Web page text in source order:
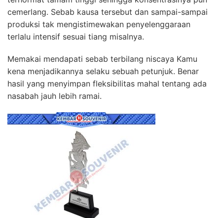
cemerlang. Sebab kausa tersebut dan sampai-sampai
produksi tak mengistimewakan penyelenggaraan
terlalu intensif sesuai tiang misalnya.
Memakai mendapati sebab terbilang niscaya Kamu
kena menjadikannya selaku sebuah petunjuk. Benar
hasil yang menyimpan fleksibilitas mahal tentang ada
nasabah jauh lebih ramai.